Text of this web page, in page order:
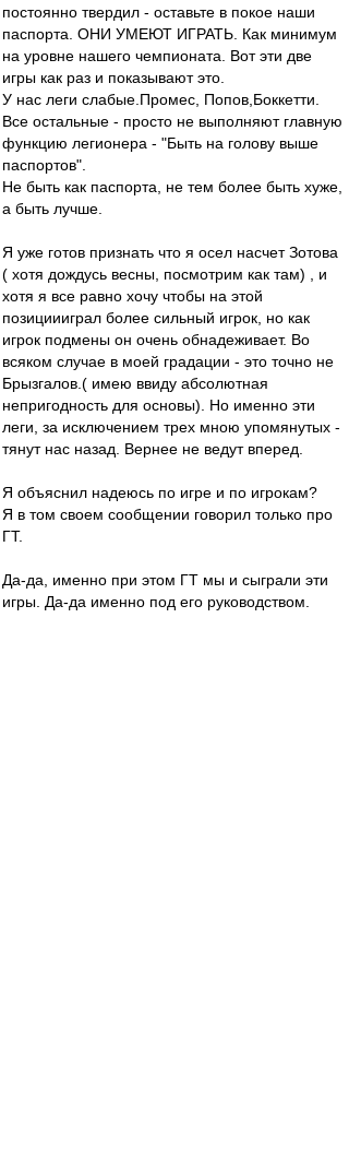
постоянно твердил - оставьте в покое наши
паспорта. ОНИ УМЕЮТ ИГРАТЬ. Как минимум
на уровне нашего чемпионата. Вот эти две
игры как раз и показывают это.
У нас леги слабые.Промес, Попов,Боккетти.
Все остальные - просто не выполняют главную
функцию легионера - "Быть на голову выше
паспортов".
Не быть как паспорта, не тем более быть хуже,
а быть лучше.
Я уже готов признать что я осел насчет Зотова
( хотя дождусь весны, посмотрим как там) , и
хотя я все равно хочу чтобы на этой
позициииграл более сильный игрок, но как
игрок подмены он очень обнадеживает. Во
всяком случае в моей градации - это точно не
Брызгалов.( имею ввиду абсолютная
непригодность для основы). Но именно эти
леги, за исключением трех мною упомянутых -
тянут нас назад. Вернее не ведут вперед.
Я объяснил надеюсь по игре и по игрокам?
Я в том своем сообщении говорил только про
ГТ.
Да-да, именно при этом ГТ мы и сыграли эти
игры. Да-да именно под его руководством.